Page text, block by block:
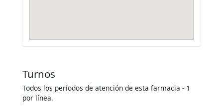
Turnos
Todos los períodos de atención de esta farmacia - 1
por línea.